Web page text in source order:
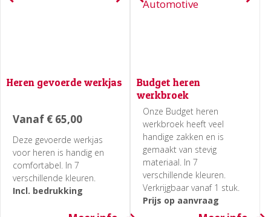
Heren gevoerde werkjas
Vanaf € 65,00
Deze gevoerde werkjas
voor heren is handig en
comfortabel. In 7
verschillende kleuren.
Incl. bedrukking
Budget heren
werkbroek
Onze Budget heren
werkbroek heeft veel
handige zakken en is
gemaakt van stevig
materiaal. In 7
verschillende kleuren.
Verkrijgbaar vanaf 1 stuk.
Prijs op aanvraag